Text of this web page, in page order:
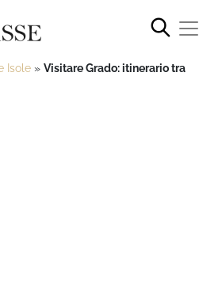
Isole » Visitare Grado: itinerario tra